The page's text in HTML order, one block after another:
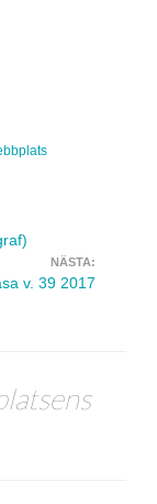
NÄSTA:
v. 39 2017